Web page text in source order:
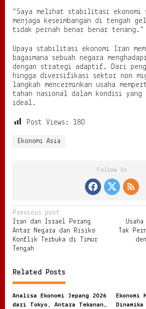
“Saya melihat stabilitasi ekonomi
menjaga keseimbangan di tengah
tidak pernah benar benar tenang.”
Upaya stabilitasi ekonomi Iran
bagaimana sebuah negara
dengan strategi adaptif. Dari
hingga diversifikasi sektor non
langkah mencerminkan usaha
tahan nasional dalam kondisi
ideal.
Post Views: 180
Ekonomi Asia
Follow Us
P
o
s
n
a
v
Previous post
Iran dan Israel Perang
Antar Negara dan Risiko
Konflik Terbuka di Timur
Tengah
Tak
Related Posts
Analisa Ekonomi Jepang 2026
dari Tokyo, Antara Tekanan
Ekonomi